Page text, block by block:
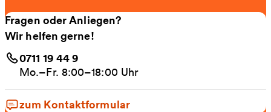
Fragen oder Anliegen?
Wir helfen gerne!
0711 19 44 9
Mo.–Fr. 8:00–18:00 Uhr
zum Kontaktformular